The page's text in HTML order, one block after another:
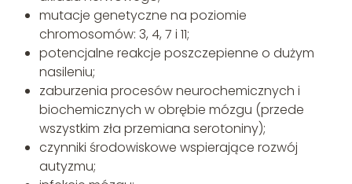
mutacje genetyczne na poziomie
chromosomów: 3, 4, 7 i 11;
potencjalne reakcje poszczepienne o dużym
nasileniu;
zaburzenia procesów neurochemicznych i
biochemicznych w obrębie mózgu (przede
wszystkim zła przemiana serotoniny);
czynniki środowiskowe wspierające rozwój
autyzmu;